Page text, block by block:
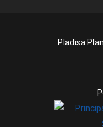
Pladisa